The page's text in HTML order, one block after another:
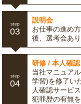
step
03
説明会
お仕事の進め
後、選考会あ
step
04
研修 / 本人確認
当社マニュア
学習)を修了い
人確認サービ
犯罪歴の有無